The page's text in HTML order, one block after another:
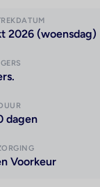
2026 (woensdag)
dagen
Voorkeur